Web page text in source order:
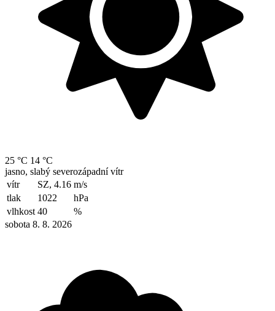
25 °C 14 °C
jasno, slabý severozápadní vítr
vítr
SZ, 4.16 m/s
tlak
1022
hPa
vlhkost 40
%
sobota 8. 8. 2026